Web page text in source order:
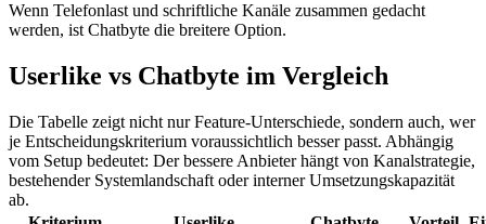
Wenn Telefonlast und schriftliche Kanäle zusammen gedacht
werden, ist Chatbyte die breitere Option.
Userlike vs Chatbyte im Vergleich
Die Tabelle zeigt nicht nur Feature-Unterschiede, sondern auch, wer
je Entscheidungskriterium voraussichtlich besser passt. Abhängig
vom Setup bedeutet: Der bessere Anbieter hängt von Kanalstrategie,
bestehender Systemlandschaft oder interner Umsetzungskapazität
ab.